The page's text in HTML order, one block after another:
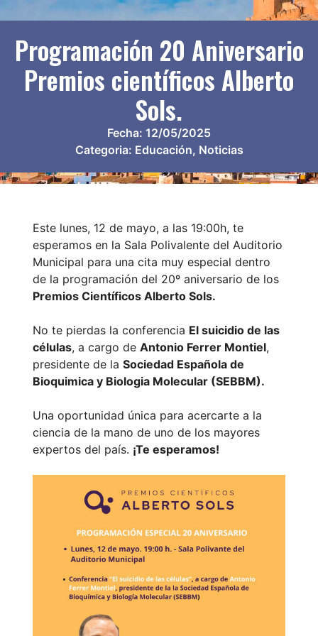
Programación 20 Aniversario
Premios científicos Alberto
Sols.
Fecha: 12/05/2025
Categoria: Educación, Noticias
Este lunes, 12 de mayo, a las 19:00h, te
esperamos en la Sala Polivalente del Auditorio
Municipal para una cita muy especial dentro
de la programación del 20º aniversario de los
Premios Científicos Alberto Sols.
No te pierdas la conferencia El suicidio de las
células, a cargo de Antonio Ferrer Montiel,
presidente de la Sociedad Española de
Bioquimica y Biologia Molecular (SEBBM).
Una oportunidad única para acercarte a la
ciencia de la mano de uno de los mayores
expertos del país. ¡Te esperamos!